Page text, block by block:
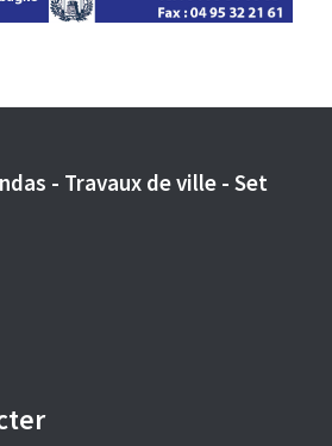
- Travaux de ville - Set